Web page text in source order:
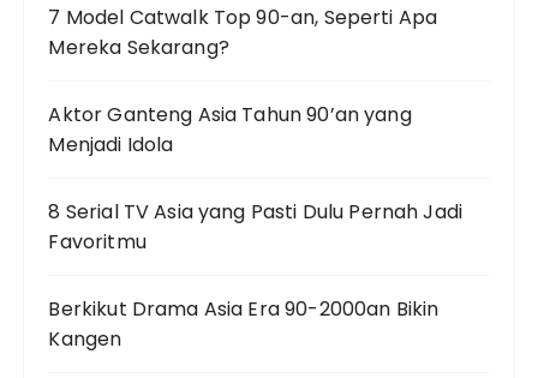
7 Model Catwalk Top 90-an, Seperti Apa
Mereka Sekarang?
Aktor Ganteng Asia Tahun 90’an yang
Menjadi Idola
8 Serial TV Asia yang Pasti Dulu Pernah Jadi
Favoritmu
Berkikut Drama Asia Era 90-2000an Bikin
Kangen